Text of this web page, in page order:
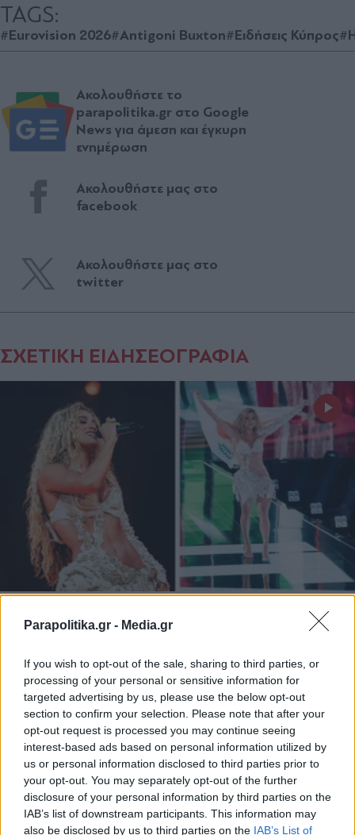
Parapolitika.gr - Media.gr
If you wish to opt-out of the sale, sharing to third parties, or
processing of your personal or sensitive information for
targeted advertising by us, please use the below opt-out
section to confirm your selection. Please note that after your
opt-out request is processed you may continue seeing
interest-based ads based on personal information utilized by
us or personal information disclosed to third parties prior to
your opt-out. You may separately opt-out of the further
disclosure of your personal information by third parties on the
IAB’s list of downstream participants. This information may
also be disclosed by us to third parties on the IAB’s List of
TAGS:
#Eurovision 2026#Antigoni Buxton#Ειδήσεις Κύπρος
Ακολουθήστε το
parapolitika.gr στο Google
News για άμεση και έγκυρη
ενημέρωση
Ακολουθήστε μας στο
facebook
Ακολουθήστε μας στο
twitter
ΣΧΕΤΙΚΗ ΕΙΔΗΣΕΟΓΡΑΦΙΑ
ΕΥΗ ΤΣΟΠΑΝΙΔΟΥ
Eurovision 2026: Η Antigoni έφερε το
καλοκαίρι και το κυπριακό γλέντι στη
σκηνή με το "Jalla" και τα σάρωσε όλα
(Βίντεο)